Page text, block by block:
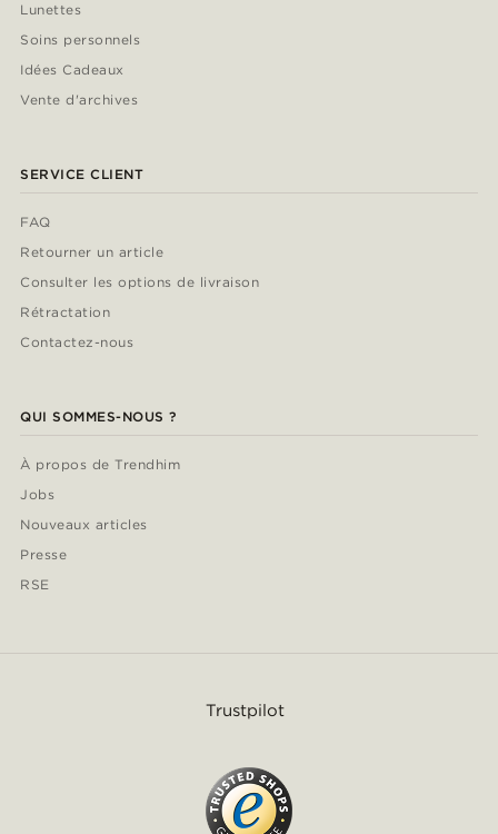
Lunettes
Soins personnels
Idées Cadeaux
Vente d'archives
SERVICE CLIENT
FAQ
Retourner un article
Consulter les options de livraison
Rétractation
Contactez-nous
QUI SOMMES-NOUS ?
À propos de Trendhim
Jobs
Nouveaux articles
Presse
RSE
Trustpilot